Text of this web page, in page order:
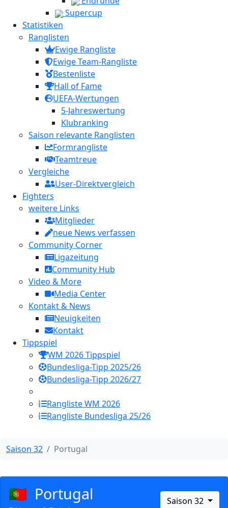
Supercup
Statistiken
Ranglisten
Ewige Rangliste
Ewige Team-Rangliste
Bestenliste
Hall of Fame
UEFA-Wertungen
5-Jahreswertung
Klubranking
Saison relevante Ranglisten
Formrangliste
Teamtreue
Vergleiche
User-Direktvergleich
Fighters
weitere Links
Mitglieder
neue News verfassen
Community Corner
Ligazeitung
Community Hub
Video & More
Media Center
Kontakt & News
Neuigkeiten
Kontakt
Tippspiel
WM 2026 Tippspiel
Bundesliga-Tipp 2025/26
Bundesliga-Tipp 2026/27
Rangliste WM 2026
Rangliste Bundesliga 25/26
Saison 32 Portugal
🇵🇹 Portugal Saison 32